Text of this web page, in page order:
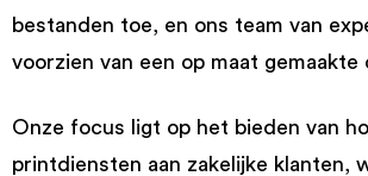
bestanden toe, en ons team van
voorzien van een op maat
Onze focus ligt op het bieden van
printdiensten aan zakelijke klanten,